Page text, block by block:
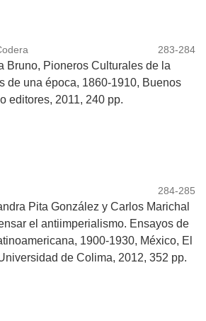
283-284
Bruno, Pioneros Culturales de la
de una época, 1860-1910, Buenos
editores, 2011, 240 pp.
284-285
Pita González y Carlos Marichal
el antiimperialismo. Ensayos de
1900-1930, México, El
de Colima, 2012, 352 pp.